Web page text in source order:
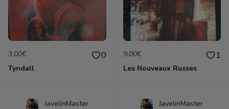
3.00€ 0
Tyndall
9.00€ 1
Les Nouveaux Russes
JavelinMaster JavelinMaster